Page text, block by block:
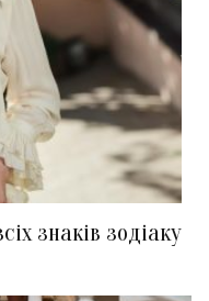
знаків зодіаку